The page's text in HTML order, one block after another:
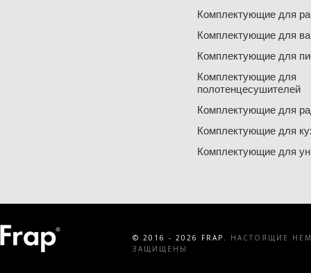
Комплектующие для
Комплектующие для
Комплектующие для
Комплектующие для
полотенцесушителей
Комплектующие для
Комплектующие для
Комплектующие для
© 2016 - 2026 FRAP.
НАСТОЯЩИЕ
ЗАЩИЩЕНЫ